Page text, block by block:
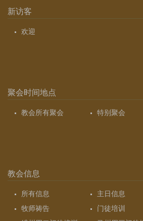
新访客
欢迎
聚会时间地点
教会所有聚会 特别聚会
教会信息
所有信息
主日信息
牧师祷告
门徒培训